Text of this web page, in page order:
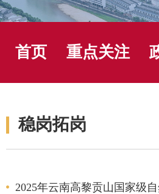
首页 重点关注
稳岗拓岗
2025年云南高黎贡山国家级